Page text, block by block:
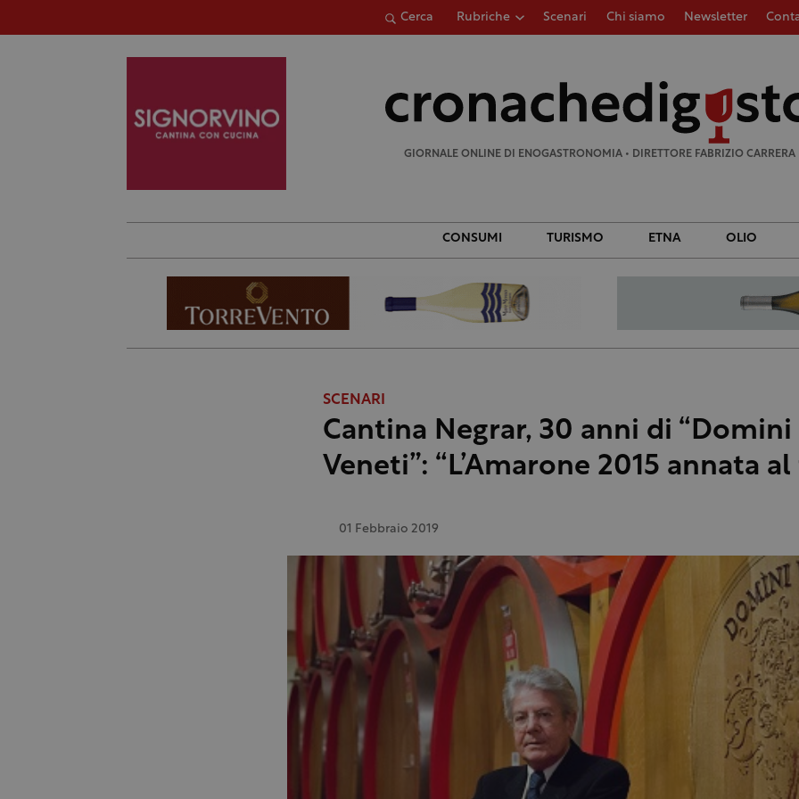
Cerca Rubriche Scenari Chi siamo Newsletter
GIORNALE ONLINE DI ENOGASTRONOMIA • DIRETTORE FABRIZIO CARRERA
CONSUMI TURISMO ETNA OLIO
SCENARI
Cantina Negrar, 30 anni di “Domini
Veneti”: “L’Amarone 2015 annata al
01 Febbraio 2019